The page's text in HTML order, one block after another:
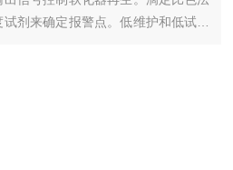
剂来确定报警点。低维护和低试剂